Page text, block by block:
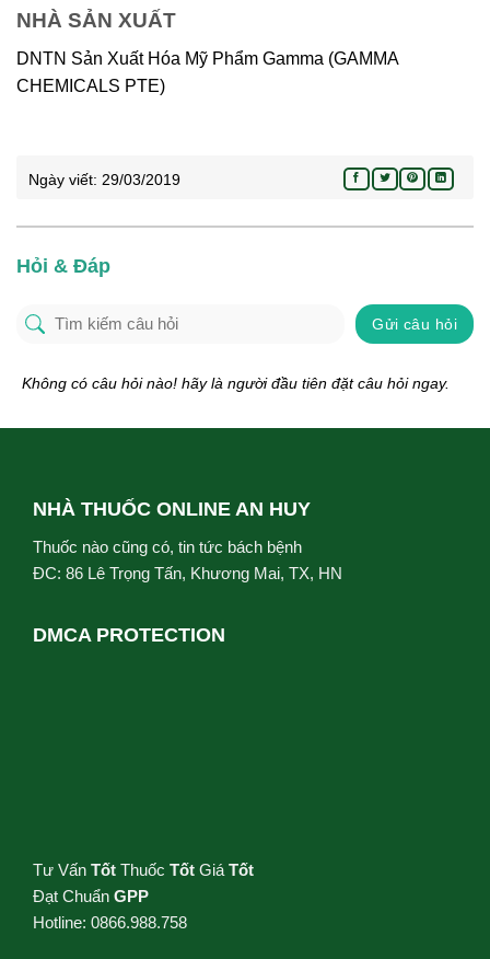
NHÀ SẢN XUẤT
DNTN Sản Xuất Hóa Mỹ Phẩm Gamma (GAMMA
CHEMICALS PTE)
Ngày viết: 29/03/2019
Hỏi & Đáp
Gửi câu hỏi
Không có câu hỏi nào! hãy là người đầu tiên đặt câu hỏi ngay.
NHÀ THUỐC ONLINE AN HUY
Thuốc nào cũng có, tin tức bách bệnh
ĐC: 86 Lê Trọng Tấn, Khương Mai, TX, HN
DMCA PROTECTION
Tư Vấn Tốt Thuốc Tốt Giá Tốt
Đạt Chuẩn GPP
Hotline: 0866.988.758